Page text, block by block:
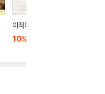
이적의 단어들
10%